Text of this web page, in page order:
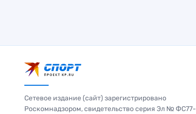
Сетевое издание (сайт) зарегистрировано
Роскомнадзором, свидетельство серия Эл № ФС77-